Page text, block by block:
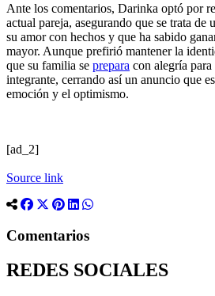
Ante los comentarios, Darinka optó por
actual pareja, asegurando que se trata de
su amor con hechos y que ha sabido
mayor. Aunque prefirió mantener la
que su familia se prepara con alegría
integrante, cerrando así un anuncio que
emoción y el optimismo.
[ad_2]
Source link
Comentarios
REDES SOCIALES